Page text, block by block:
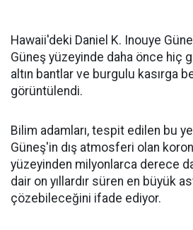
Hawaii'deki Daniel K. Inouye
Güneş yüzeyinde daha önce hiç
altın bantlar ve burgulu kasırga
görüntülendi.
Bilim adamları, tespit edilen bu
Güneş'in dış atmosferi olan
yüzeyinden milyonlarca derece
dair on yıllardır süren en büyük
çözebileceğini ifade ediyor.